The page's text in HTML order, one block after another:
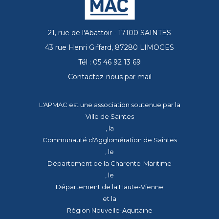
21, rue de l'Abattoir - 17100 SAINTES
43 rue Henri Giffard, 87280 LIMOGES
Tél : 05 46 92 13 69
Contactez-nous par mail
L'APMAC est une association soutenue par la
Ville de Saintes
, la
Communauté d'Agglomération de Saintes
, le
Département de la Charente-Maritime
, le
Département de la Haute-Vienne
et la
Région Nouvelle-Aquitaine